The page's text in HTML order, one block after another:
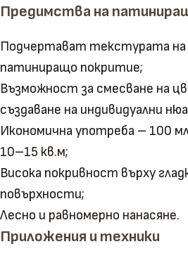
Предимства на
Подчертават текстурата
патиниращо покритие;
Възможност за смесване на
създаване на индивидуални
Икономична употреба – 100
10–15 кв.м;
Висока покривност върху
повърхности;
Лесно и равномерно нанасяне.
Приложения и техники